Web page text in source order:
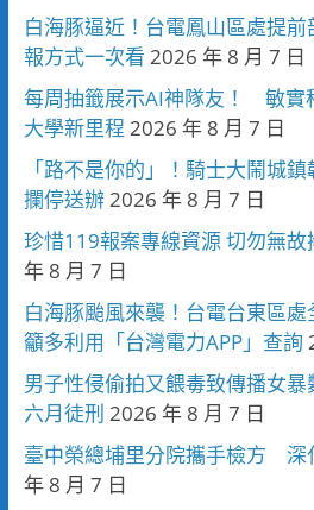
白海豚逼近！台電鳳山區處提
報方式一次看 2026 年 8 月 7 日
每周抽籤展示AI神隊友！ 敏實
大學新里程 2026 年 8 月 7 日
「路不是你的」！騎士大鬧城
攔停送辦 2026 年 8 月 7 日
珍惜119報案專線資源 切勿無
年 8 月 7 日
白海豚颱風來襲！台電台東區
籲多利用「台灣電力APP」查詢
男子性侵偷拍又餵毒致傳播女
六月徒刑 2026 年 8 月 7 日
臺中榮總埔里分院攜手檢方 深
年 8 月 7 日